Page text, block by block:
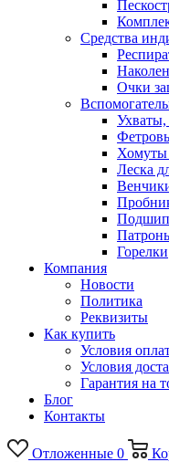
Средства
Очки
Хомуты
Леска
Горелки
Компания
Новости
Политика
Реквизиты
Как купить
Условия
Условия
Гарантия на
Блог
Контакты
Отложенные 0